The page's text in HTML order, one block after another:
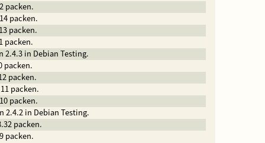
packen.
packen.
packen.
packen.
2.4.3 in Debian Testing.
packen.
packen.
packen.
packen.
2.4.2 in Debian Testing.
packen.
packen.